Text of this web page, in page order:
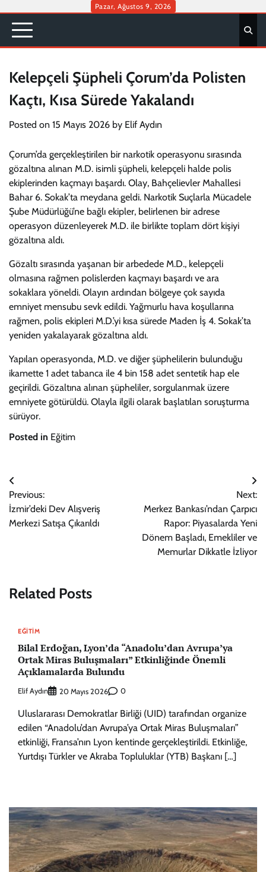
content
Pazar, Ağustos 9, 2026
Kelepçeli Şüpheli Çorum’da Polisten
Kaçtı, Kısa Sürede Yakalandı
Posted on 15 Mayıs 2026 by Elif Aydın
Çorum’da gerçekleştirilen bir narkotik operasyonu sırasında
gözaltına alınan M.D. isimli şüpheli, kelepçeli halde polis
ekiplerinden kaçmayı başardı. Olay, Bahçelievler Mahallesi
Bahar 6. Sokak’ta meydana geldi. Narkotik Suçlarla Mücadele
Şube Müdürlüğü’ne bağlı ekipler, belirlenen bir adrese
operasyon düzenleyerek M.D. ile birlikte toplam dört kişiyi
gözaltına aldı.
Gözaltı sırasında yaşanan bir arbedede M.D., kelepçeli
olmasına rağmen polislerden kaçmayı başardı ve ara
sokaklara yöneldi. Olayın ardından bölgeye çok sayıda
emniyet mensubu sevk edildi. Yağmurlu hava koşullarına
rağmen, polis ekipleri M.D.’yi kısa sürede Maden İş 4. Sokak’ta
yeniden yakalayarak gözaltına aldı.
Yapılan operasyonda, M.D. ve diğer şüphelilerin bulunduğu
ikamette 1 adet tabanca ile 4 bin 158 adet sentetik hap ele
geçirildi. Gözaltına alınan şüpheliler, sorgulanmak üzere
emniyete götürüldü. Olayla ilgili olarak başlatılan soruşturma
sürüyor.
Posted in Eğitim
Yazı
gezinmesi
Previous:
İzmir’deki Dev Alışveriş
Merkezi Satışa Çıkarıldı
Next:
Merkez Bankası’ndan Çarpıcı
Rapor: Piyasalarda Yeni
Dönem Başladı, Emekliler ve
Memurlar Dikkatle İzliyor
Related Posts
EĞITIM
Bilal Erdoğan, Lyon’da “Anadolu’dan Avrupa’ya
Ortak Miras Buluşmaları” Etkinliğinde Önemli
Açıklamalarda Bulundu
Elif Aydın 20 Mayıs 2026 0
Uluslararası Demokratlar Birliği (UID) tarafından organize
edilen “Anadolu’dan Avrupa’ya Ortak Miras Buluşmaları”
etkinliği, Fransa’nın Lyon kentinde gerçekleştirildi. Etkinliğe,
Yurtdışı Türkler ve Akraba Topluluklar (YTB) Başkanı […]